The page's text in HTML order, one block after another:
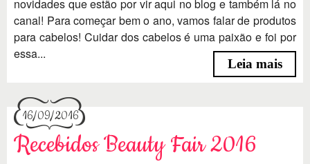
novidades que estão por vir aqui no blog e também lá no
canal! Para começar bem o ano, vamos falar de produtos
para cabelos! Cuidar dos cabelos é uma paixão e foi por
essa...
Leia mais
16/09/2016
Recebidos Beauty Fair 2016